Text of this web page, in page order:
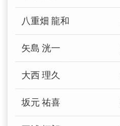
八重畑 龍和
矢島 洸一
大西 理久
坂元 祐喜